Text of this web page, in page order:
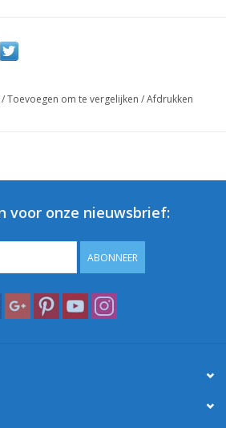
/Toevoegen om te vergelijken /Afdrukken
voor onze nieuwsbrief:
ABONNEER